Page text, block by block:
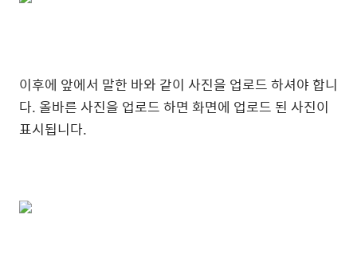
이후에 앞에서 말한 바와 같이 사진을 업로드 하셔야 합니
다. 올바른 사진을 업로드 하면 화면에 업로드 된 사진이
표시됩니다.